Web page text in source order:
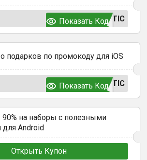
TIC
Показать Код
подарков по промокоду для iOS
TIC
Показать Код
на наборы с полезными
для Android
Открыть Купон